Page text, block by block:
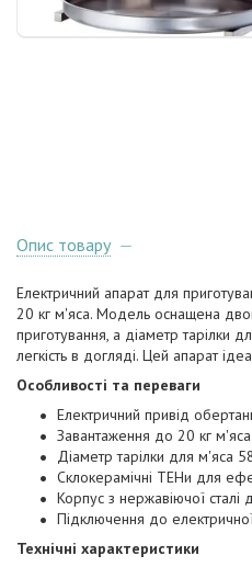
Опис товару
Електричний апарат для
20 кг м'яса. Модель оснащена
приготування, а діаметр тарілки
легкість в догляді. Цей апарат
Особливості та переваги
Електричний привід
Завантаження до 20 кг
Діаметр тарілки для м'яса
Склокерамічні ТЕНи для
Корпус з нержавіючої сталі
Підключення до
Технічні характеристики